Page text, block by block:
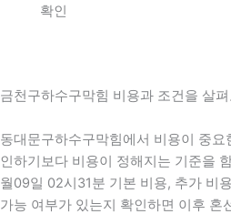
확인
금천구하수구막힘 비용과 조건을 살
동대문구하수구막힘에서 비용이 중
인하기보다 비용이 정해지는 기준을
월09일 02시31분 기본 비용, 추가 비
가능 여부가 있는지 확인하면 이후 혼